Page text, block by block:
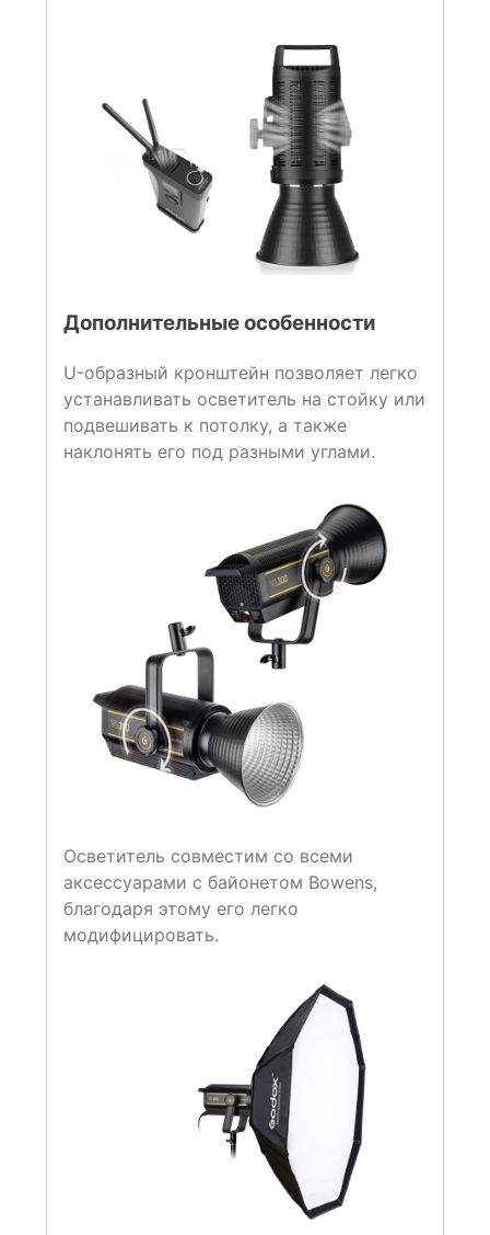
Дополнительные особенности
U-образный кронштейн позволяет легко
устанавливать осветитель на стойку или
подвешивать к потолку, а также
наклонять его под разными углами.
Осветитель совместим со всеми
аксессуарами с байонетом Bowens,
благодаря этому его легко
модифицировать.